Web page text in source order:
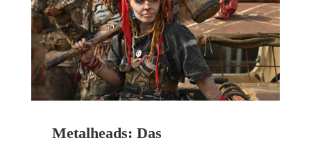
Metalheads: Das